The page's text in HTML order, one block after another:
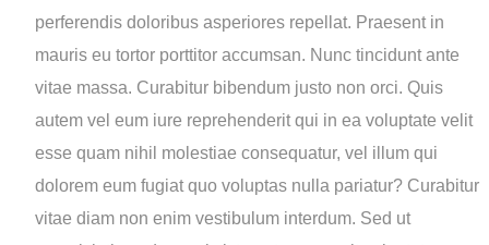
perferendis doloribus asperiores repellat. Praesent in
mauris eu tortor porttitor accumsan. Nunc tincidunt ante
vitae massa. Curabitur bibendum justo non orci. Quis
autem vel eum iure reprehenderit qui in ea voluptate velit
esse quam nihil molestiae consequatur, vel illum qui
dolorem eum fugiat quo voluptas nulla pariatur? Curabitur
vitae diam non enim vestibulum interdum. Sed ut